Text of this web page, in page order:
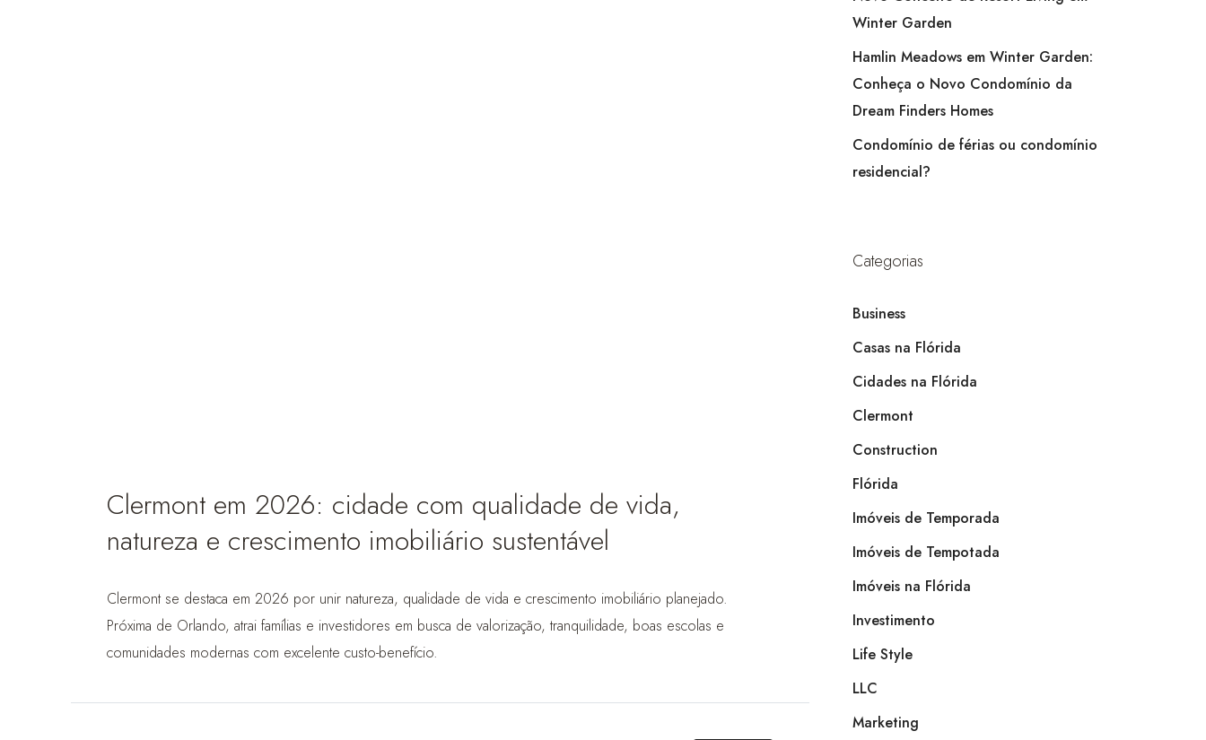
Clermont em 2026: cidade com qualidade de vida,
natureza e crescimento imobiliário sustentável
Clermont se destaca em 2026 por unir natureza, qualidade de vida e crescimento imobiliário planejado.
Próxima de Orlando, atrai famílias e investidores em busca de valorização, tranquilidade, boas escolas e
comunidades modernas com excelente custo-benefício.
Winter Garden
Hamlin Meadows em Winter Garden:
Conheça o Novo Condomínio da
Dream Finders Homes
Condomínio de férias ou condomínio
residencial?
Categorias
Business
Casas na Flórida
Cidades na Flórida
Clermont
Construction
Flórida
Imóveis de Temporada
Imóveis de Tempotada
Imóveis na Flórida
Investimento
Life Style
LLC
Marketing